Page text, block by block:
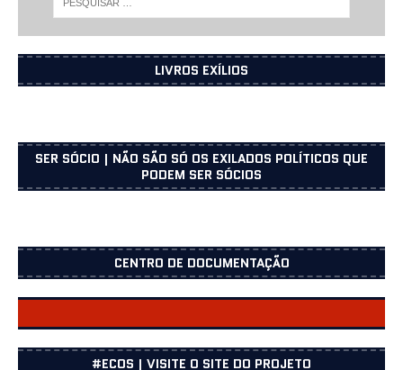
LIVROS EXÍLIOS
SER SÓCIO | NÃO SÃO SÓ OS EXILADOS POLÍTICOS QUE
PODEM SER SÓCIOS
CENTRO DE DOCUMENTAÇÃO
CENTRO DOCUMENTAÇÃO
#ECOS | VISITE O SITE DO PROJETO